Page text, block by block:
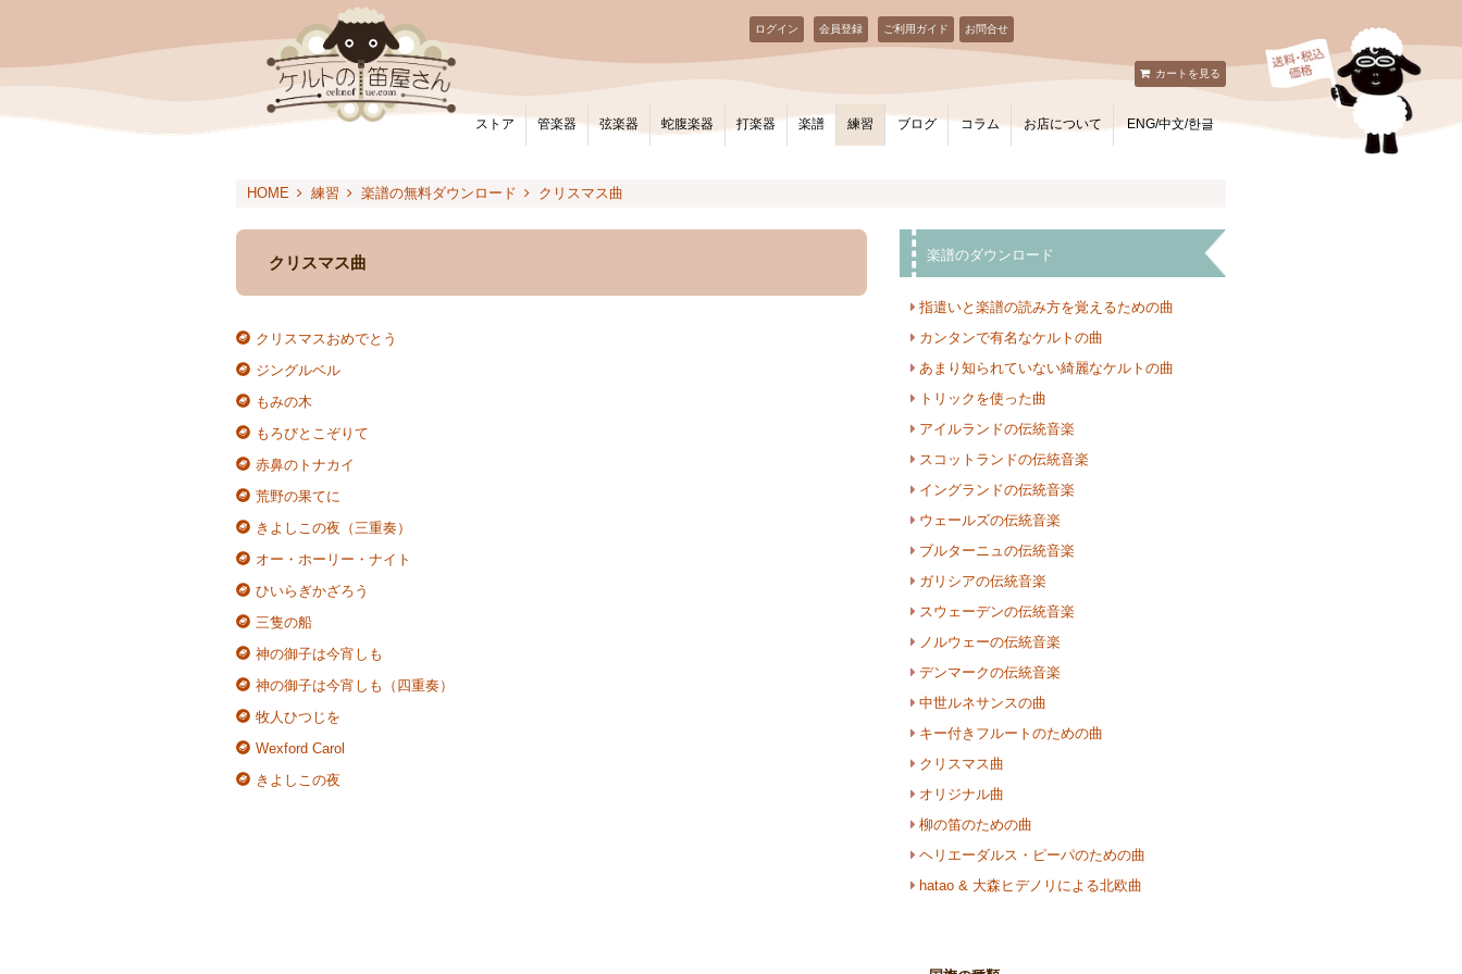
カートを見る
ログイン 会員登録 ご利用ガイド お問合せ
ストア 管楽器 弦楽器 蛇腹楽器 打楽器 楽譜 練習 ブログ コラム お店について ENG/中文/한글
HOME 練習 楽譜の無料ダウンロード クリスマス曲
クリスマス曲
クリスマスおめでとう
ジングルベル
もみの木
もろびとこぞりて
赤鼻のトナカイ
荒野の果てに
きよしこの夜（三重奏）
オー・ホーリー・ナイト
ひいらぎかざろう
三隻の船
神の御子は今宵しも
神の御子は今宵しも（四重奏）
牧人ひつじを
Wexford Carol
きよしこの夜
楽譜のダウンロード
指遣いと楽譜の読み方を覚えるための曲
カンタンで有名なケルトの曲
あまり知られていない綺麗なケルトの曲
トリックを使った曲
アイルランドの伝統音楽
スコットランドの伝統音楽
イングランドの伝統音楽
ウェールズの伝統音楽
ブルターニュの伝統音楽
ガリシアの伝統音楽
スウェーデンの伝統音楽
ノルウェーの伝統音楽
デンマークの伝統音楽
中世ルネサンスの曲
キー付きフルートのための曲
クリスマス曲
オリジナル曲
柳の笛のための曲
ヘリエーダルス・ピーパのための曲
hatao & 大森ヒデノリによる北欧曲